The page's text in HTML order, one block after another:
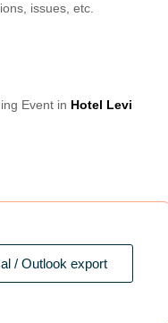
issues, etc.
Event in Hotel Levi
/ Outlook export